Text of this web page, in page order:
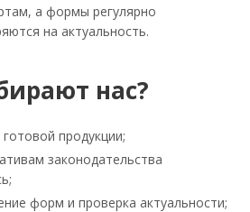
а формы регулярно
на актуальность.
нас?
продукции;
законодательства
форм и проверка актуальности;